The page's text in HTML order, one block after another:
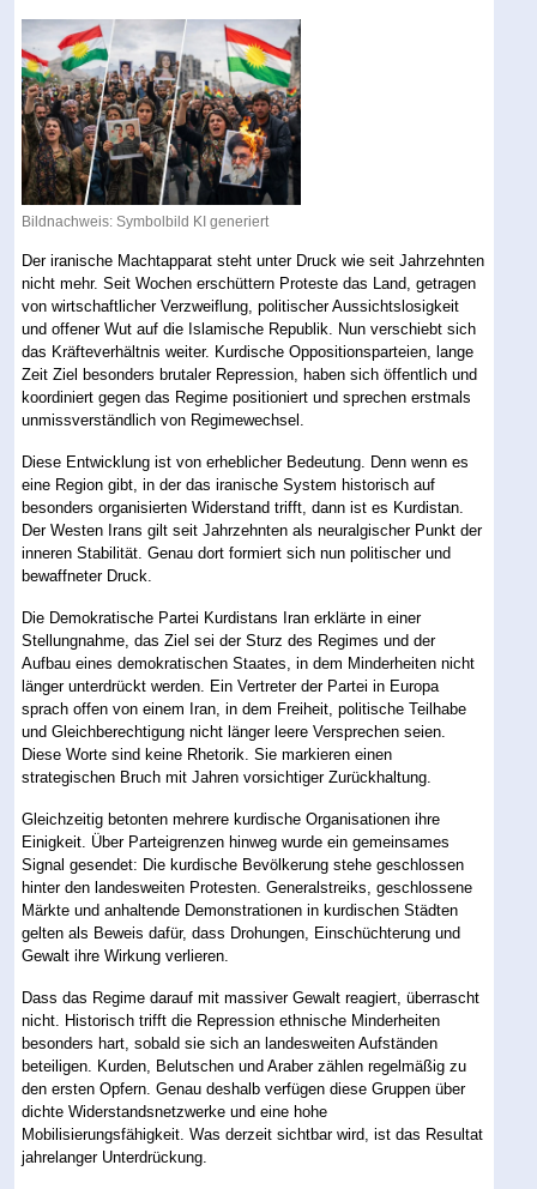
Bildnachweis: Symbolbild KI generiert
Der iranische Machtapparat steht unter Druck wie seit Jahrzehnten
nicht mehr. Seit Wochen erschüttern Proteste das Land, getragen
von wirtschaftlicher Verzweiflung, politischer Aussichtslosigkeit
und offener Wut auf die Islamische Republik. Nun verschiebt sich
das Kräfteverhältnis weiter. Kurdische Oppositionsparteien, lange
Zeit Ziel besonders brutaler Repression, haben sich öffentlich und
koordiniert gegen das Regime positioniert und sprechen erstmals
unmissverständlich von Regimewechsel.
Diese Entwicklung ist von erheblicher Bedeutung. Denn wenn es
eine Region gibt, in der das iranische System historisch auf
besonders organisierten Widerstand trifft, dann ist es Kurdistan.
Der Westen Irans gilt seit Jahrzehnten als neuralgischer Punkt der
inneren Stabilität. Genau dort formiert sich nun politischer und
bewaffneter Druck.
Die Demokratische Partei Kurdistans Iran erklärte in einer
Stellungnahme, das Ziel sei der Sturz des Regimes und der
Aufbau eines demokratischen Staates, in dem Minderheiten nicht
länger unterdrückt werden. Ein Vertreter der Partei in Europa
sprach offen von einem Iran, in dem Freiheit, politische Teilhabe
und Gleichberechtigung nicht länger leere Versprechen seien.
Diese Worte sind keine Rhetorik. Sie markieren einen
strategischen Bruch mit Jahren vorsichtiger Zurückhaltung.
Gleichzeitig betonten mehrere kurdische Organisationen ihre
Einigkeit. Über Parteigrenzen hinweg wurde ein gemeinsames
Signal gesendet: Die kurdische Bevölkerung stehe geschlossen
hinter den landesweiten Protesten. Generalstreiks, geschlossene
Märkte und anhaltende Demonstrationen in kurdischen Städten
gelten als Beweis dafür, dass Drohungen, Einschüchterung und
Gewalt ihre Wirkung verlieren.
Dass das Regime darauf mit massiver Gewalt reagiert, überrascht
nicht. Historisch trifft die Repression ethnische Minderheiten
besonders hart, sobald sie sich an landesweiten Aufständen
beteiligen. Kurden, Belutschen und Araber zählen regelmäßig zu
den ersten Opfern. Genau deshalb verfügen diese Gruppen über
dichte Widerstandsnetzwerke und eine hohe
Mobilisierungsfähigkeit. Was derzeit sichtbar wird, ist das Resultat
jahrelanger Unterdrückung.